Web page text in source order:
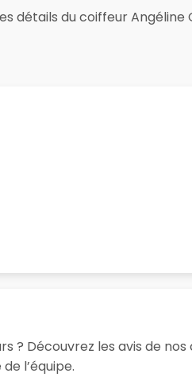
détails du coiffeur Angéline
? Découvrez les avis de
l’équipe.